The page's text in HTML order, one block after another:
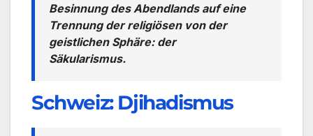
Besinnung des Abendlands auf eine
Trennung der religiösen von der
geistlichen Sphäre: der
Säkularismus.
Schweiz: Djihadismus